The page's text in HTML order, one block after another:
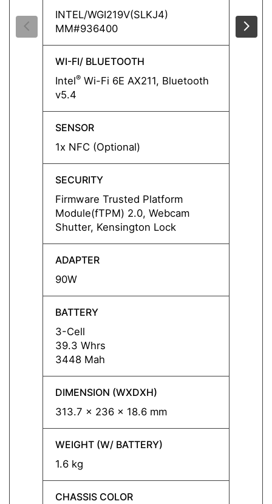
INTEL/WGI219V(SLKJ4)
MM#936400
WI-FI/ BLUETOOTH
Intel® Wi-Fi 6E AX211, Bluetooth
v5.4
SENSOR
1x NFC (Optional)
SECURITY
Firmware Trusted Platform
Module(fTPM) 2.0, Webcam
Shutter, Kensington Lock
ADAPTER
90W
BATTERY
3-Cell
39.3 Whrs
3448 Mah
DIMENSION (WXDXH)
313.7 x 236 x 18.6 mm
WEIGHT (W/ BATTERY)
1.6 kg
CHASSIS COLOR